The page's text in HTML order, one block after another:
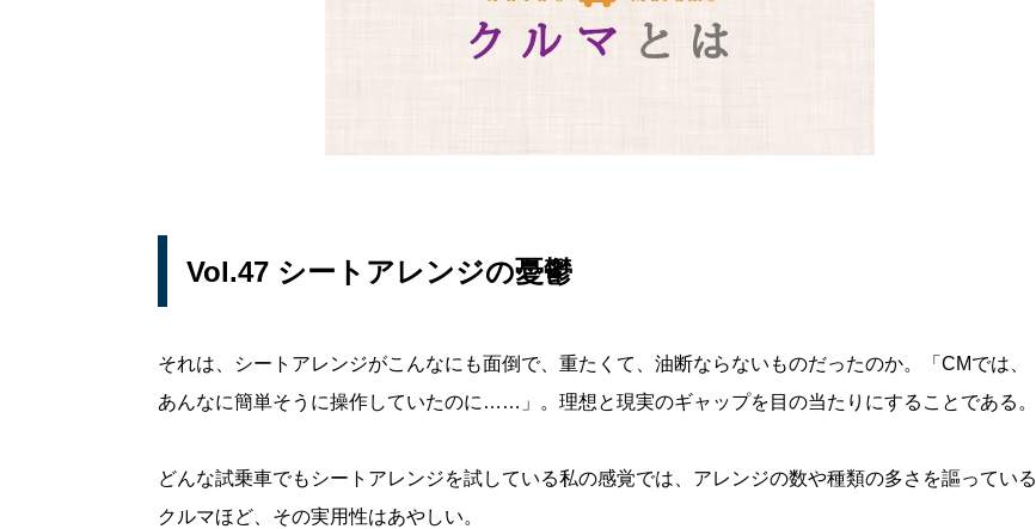
Vol.47 シートアレンジの憂鬱
それは、シートアレンジがこんなにも面倒で、重たくて、油断ならないものだったのか。「CMでは、
あんなに簡単そうに操作していたのに……」。理想と現実のギャップを目の当たりにすることである。
どんな試乗車でもシートアレンジを試している私の感覚では、アレンジの数や種類の多さを謳っている
クルマほど、その実用性はあやしい。